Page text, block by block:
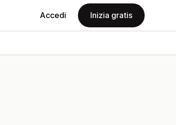
Accedi Inizia gratis